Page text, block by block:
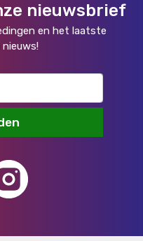
nieuwsbrief
en het laatste